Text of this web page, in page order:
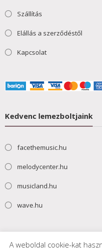
Szállítás
Elállás a szerződéstől
Kapcsolat
Kedvenc lemezboltjaink
facethemusic.hu
melodycenter.hu
musicland.hu
wave.hu
A weboldal cookie-kat